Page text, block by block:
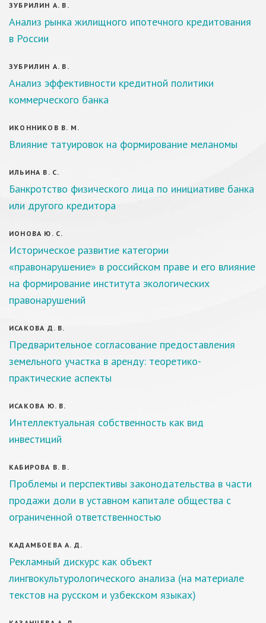
ЗУБРИЛИН А. В.
Анализ рынка жилищного ипотечного кредитования
в России
ЗУБРИЛИН А. В.
Анализ эффективности кредитной политики
коммерческого банка
ИКОННИКОВ В. М.
Влияние татуировок на формирование меланомы
ИЛЬИНА В. С.
Банкротство физического лица по инициативе банка
или другого кредитора
ИОНОВА Ю. С.
Историческое развитие категории
«правонарушение» в российском праве и его влияние
на формирование института экологических
правонарушений
ИСАКОВА Д. В.
Предварительное согласование предоставления
земельного участка в аренду: теоретико-
практические аспекты
ИСАКОВА Ю. В.
Интеллектуальная собственность как вид
инвестиций
КАБИРОВА В. В.
Проблемы и перспективы законодательства в части
продажи доли в уставном капитале общества с
ограниченной ответственностью
КАДАМБОЕВА А. Д.
Рекламный дискурс как объект
лингвокультурологического анализа (на материале
текстов на русском и узбекском языках)